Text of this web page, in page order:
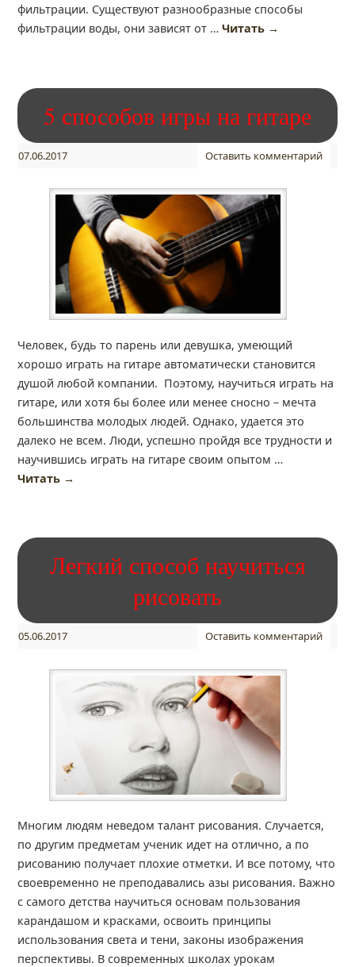
фильтрации. Существуют разнообразные способы
фильтрации воды, они зависят от … Читать →
5 способов игры на гитаре
07.06.2017 Оставить комментарий
Человек, будь то парень или девушка, умеющий
хорошо играть на гитаре автоматически становится
душой любой компании. Поэтому, научиться играть на
гитаре, или хотя бы более или менее сносно – мечта
большинства молодых людей. Однако, удается это
далеко не всем. Люди, успешно пройдя все трудности и
научившись играть на гитаре своим опытом …
Читать →
Легкий способ научиться
рисовать
05.06.2017 Оставить комментарий
Многим людям неведом талант рисования. Случается,
по другим предметам ученик идет на отлично, а по
рисованию получает плохие отметки. И все потому, что
своевременно не преподавались азы рисования. Важно
с самого детства научиться основам пользования
карандашом и красками, освоить принципы
использования света и тени, законы изображения
перспективы. В современных школах урокам